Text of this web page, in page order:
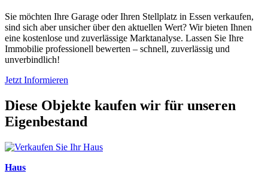
Sie möchten Ihre Garage oder Ihren Stellplatz in Essen verkaufen,
sind sich aber unsicher über den aktuellen Wert? Wir bieten Ihnen
eine kostenlose und zuverlässige Marktanalyse. Lassen Sie Ihre
Immobilie professionell bewerten – schnell, zuverlässig und
unverbindlich!
Jetzt Informieren
Diese Objekte kaufen wir für unseren
Eigenbestand
Haus